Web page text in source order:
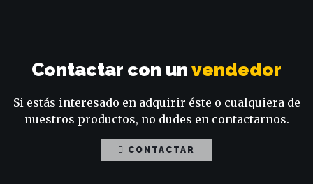
Contactar con un vendedor
Si estás interesado en adquirir éste o cualquiera de
nuestros productos, no dudes en contactarnos.
CONTACTAR